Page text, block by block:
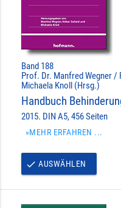
Band 188
Prof. Dr. Manfred Wegner /
Michaela Knoll (Hrsg.)
Handbuch
2015. DIN A5, 456 Seiten
»MEHR ERFAHREN ...
done AUSWÄHLEN